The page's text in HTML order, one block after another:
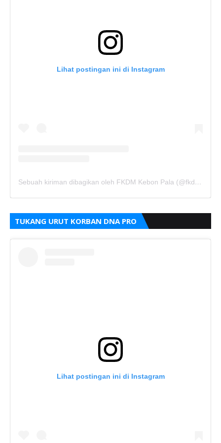
Lihat postingan ini di Instagram
Sebuah kiriman dibagikan oleh FKDM Kebon Pala (@fkdm_kebonpala)
TUKANG URUT KORBAN DNA PRO
Lihat postingan ini di Instagram